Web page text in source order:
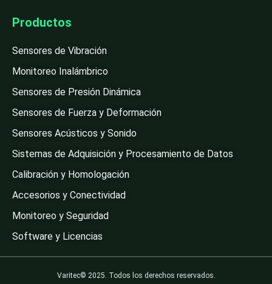
Productos
Sensores de Vibración
Monitoreo Inalámbrico
Sensores de Presión Dinámica
Sensores de Fuerza y Deformación
Sensores Acústicos y Sonido
Sistemas de Adquisición y Procesamiento de Datos
Calibración y Homologación
Accesorios y Conectividad
Monitoreo y Seguridad
Software y Licencias
Varitec© 2025. Todos los derechos reservados.